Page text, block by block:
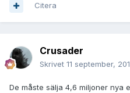
Citera
Crusader
Skrivet 11 september,
De måste sälja 4,6 miljoner nya